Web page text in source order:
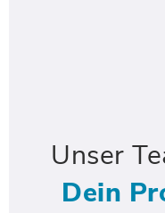
Unser
Dein